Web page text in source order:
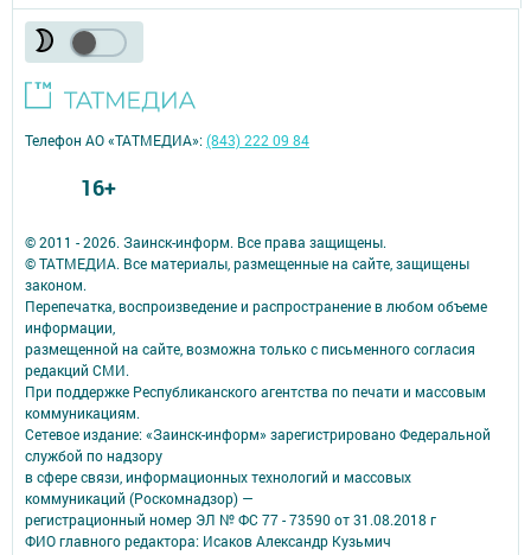
© 2011 - 2026. Заинск-информ. Все права защищены.
© ТАТМЕДИА. Все материалы, размещенные на сайте, защищены
законом.
Перепечатка, воспроизведение и распространение в любом объеме
информации,
размещенной на сайте, возможна только с письменного согласия
редакций СМИ.
При поддержке Республиканского агентства по печати и массовым
коммуникациям.
Сетевое издание: «Заинск-информ» зарегистрировано Федеральной
службой по надзору
в сфере связи, информационных технологий и массовых
коммуникаций (Роскомнадзор) —
регистрационный номер ЭЛ № ФС 77 - 73590 от 31.08.2018 г
ФИО главного редактора: Исаков Александр Кузьмич
Телефон АО «ТАТМЕДИА»:(843) 222 09 84
16+